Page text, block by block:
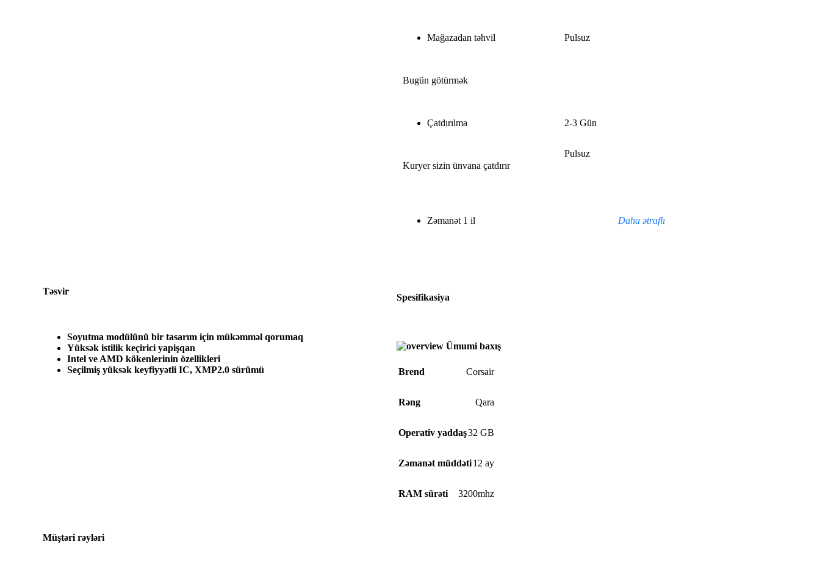
Mağazadan təhvil
Bugün götürmək
Pulsuz
Çatdırılma
Kuryer sizin ünvana çatdırır
2-3 Gün
Pulsuz
Zəmanət 1 il Daha ətraflı
Təsvir
Soyutma modülünü bir tasarım için mükəmməl qorumaq
Yüksək istilik keçirici yapişqan
Intel ve AMD kökenlerinin özellikleri
Seçilmiş yüksək keyfiyyətli IC, XMP2.0 sürümü
Spesifikasiya
Ümumi baxış
Brend Corsair
Rəng Qara
Operativ yaddaş32 GB
Zəmanət müddəti12 ay
RAM sürəti 3200mhz
Müştəri rəyləri